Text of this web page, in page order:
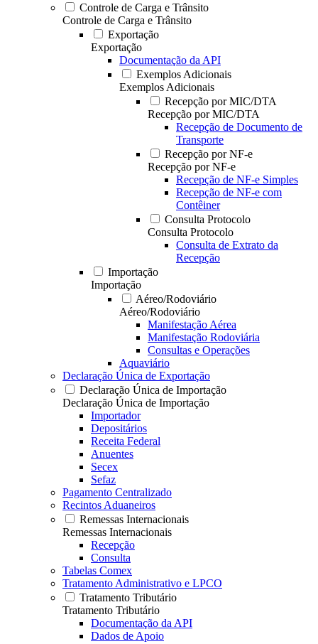
Controle de Carga e Trânsito
Controle de Carga e Trânsito
Exportação
Exportação
Documentação da API
Exemplos Adicionais
Exemplos Adicionais
Recepção por MIC/DTA
Recepção por MIC/DTA
Recepção de Documento de
Transporte
Recepção por NF-e
Recepção por NF-e
Recepção de NF-e Simples
Recepção de NF-e com
Contêiner
Consulta Protocolo
Consulta Protocolo
Consulta de Extrato da
Recepção
Importação
Importação
Aéreo/Rodoviário
Aéreo/Rodoviário
Manifestação Aérea
Manifestação Rodoviária
Consultas e Operações
Aquaviário
Declaração Única de Exportação
Declaração Única de Importação
Declaração Única de Importação
Importador
Depositários
Receita Federal
Anuentes
Secex
Sefaz
Pagamento Centralizado
Recintos Aduaneiros
Remessas Internacionais
Remessas Internacionais
Recepção
Consulta
Tabelas Comex
Tratamento Administrativo e LPCO
Tratamento Tributário
Tratamento Tributário
Documentação da API
Dados de Apoio